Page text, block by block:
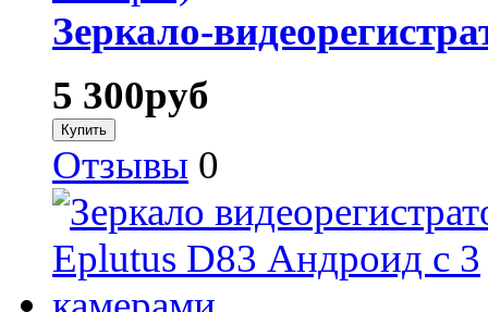
Зеркало-
5 300руб
Отзывы 0